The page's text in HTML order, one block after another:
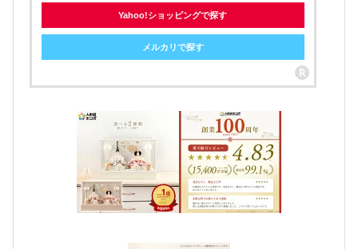
Yahoo!ショッピングで探す
メルカリで探す